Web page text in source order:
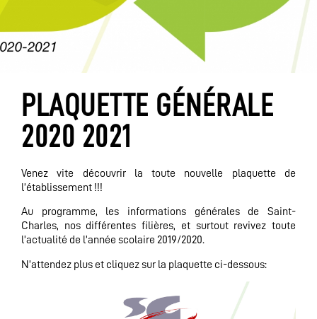
PLAQUETTE GÉNÉRALE
2020 2021
Venez vite découvrir la toute nouvelle plaquette de
l’établissement !!!
Au programme, les informations générales de Saint-
Charles, nos différentes filières, et surtout revivez toute
l’actualité de l’année scolaire 2019/2020.
N’attendez plus et cliquez sur la plaquette ci-dessous: